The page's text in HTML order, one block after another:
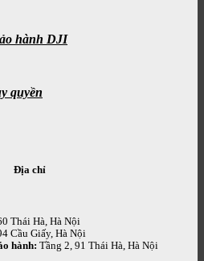
hành DJI
quyền
Địa chỉ
Thái Hà, Hà Nội
Cầu Giấy, Hà Nội
hành: Tầng 2, 91 Thái Hà, Hà Nội